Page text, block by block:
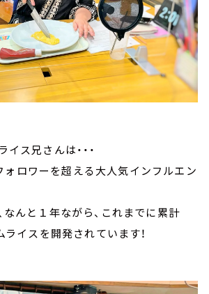
ス兄さんは・・・
ロワーを超える大人気インフルエン
んと１年ながら、これまでに累計
イスを開発されています！